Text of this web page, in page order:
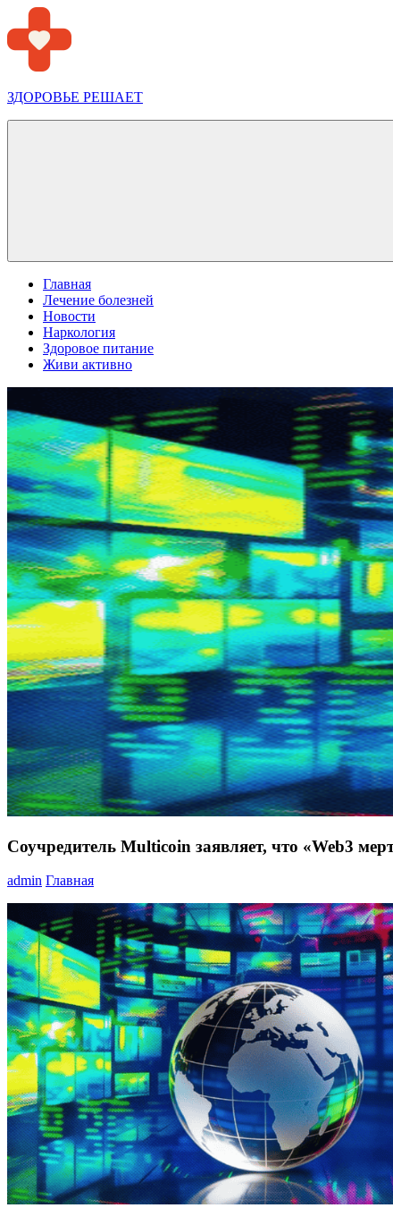
Перейти
к
содержимому
ЗДОРОВЬЕ РЕШАЕТ
Меню
Главная
Лечение болезней
Новости
Наркология
Здоровое питание
Живи активно
Соучредитель Multicoin заявляет, что «Web3
admin Главная